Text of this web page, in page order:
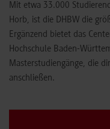
Mit etwa 33.000
Horb, ist die DHBW die
Ergänzend bietet das
Hochschule Baden-
Masterstudiengänge, die
anschließen.